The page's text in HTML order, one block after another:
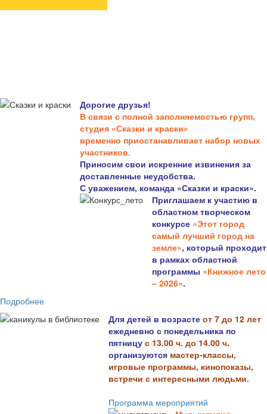
Дорогие друзья!
В связи с полной заполняемостью групп,
студия «Сказки и краски»
временно приостанавливает набор новых
участников.
Приносим свои искренние извинения за
доставленные неудобства.
С уважением, команда «Сказки и краски».
Приглашаем к участию в
областном творческом
конкурсе «Этот город
самый лучший город на
земле», который проходит
в рамках областной
программы «Книжное лето
– 2026».
Подробнее
Для детей в возрасте от 7 до 12 лет
ежедневно с понедельника по
пятницу с 13.00 ч. до 14.00 ч.
организуются мастер-классы,
игровые программы, кинопоказы,
встречи с интересными людьми.
Программа мероприятий